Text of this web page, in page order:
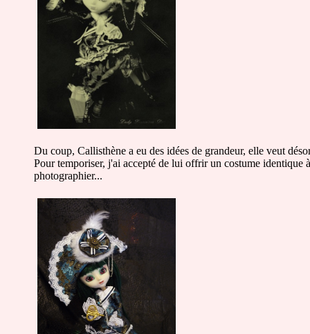
Du coup, Callisthène a eu des idées de grandeur, elle veut
Pour temporiser, j'ai accepté de lui offrir un costume identique
photographier...